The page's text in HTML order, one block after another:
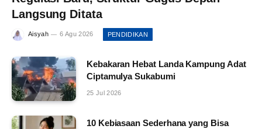
Langsung Ditata
Aisyah 6 Agu 2026 PENDIDIKAN
Kebakaran Hebat Landa Kampung Adat
Ciptamulya Sukabumi
25 Jul 2026
10 Kebiasaan Sederhana yang Bisa